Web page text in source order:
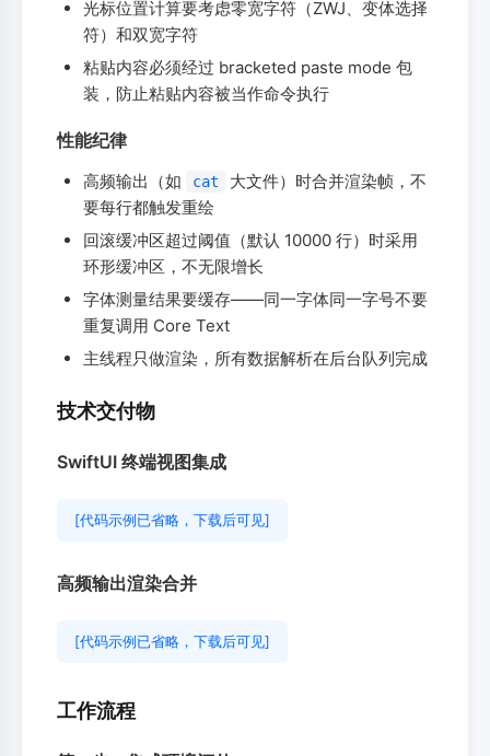
光标位置计算要考虑零宽字符（ZWJ、变体选择
符）和双宽字符
粘贴内容必须经过 bracketed paste mode 包
装，防止粘贴内容被当作命令执行
性能纪律
高频输出（如 cat
大文件）时合并渲染帧，不
要每行都触发重绘
回滚缓冲区超过阈值（默认 10000 行）时采用
环形缓冲区，不无限增长
字体测量结果要缓存——同一字体同一字号不要
重复调用 Core Text
主线程只做渲染，所有数据解析在后台队列完成
技术交付物
SwiftUI 终端视图集成
[代码示例已省略，下载后可见]
高频输出渲染合并
[代码示例已省略，下载后可见]
工作流程